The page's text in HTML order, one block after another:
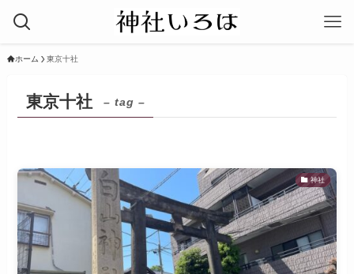
ホーム 東京十社
東京十社 – tag –
神社